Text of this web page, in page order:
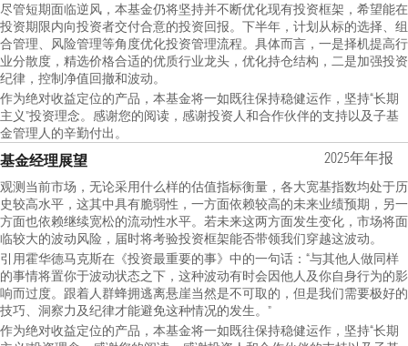
尽管短期面临逆风，本基金仍将坚持并不断优化现有投资框架，希望能在
投资期限内向投资者交付合意的投资回报。下半年，计划从标的选择、组
合管理、风险管理等角度优化投资管理流程。具体而言，一是择机提高行
业分散度，精选价格合适的优质行业龙头，优化持仓结构，二是加强投资
纪律，控制净值回撤和波动。
作为绝对收益定位的产品，本基金将一如既往保持稳健运作，坚持“长期
主义”投资理念。感谢您的阅读，感谢投资人和合作伙伴的支持以及子基
金管理人的辛勤付出。
基金经理展望 2025年年报
观测当前市场，无论采用什么样的估值指标衡量，各大宽基指数均处于历
史较高水平，这其中具有脆弱性，一方面依赖较高的未来业绩预期，另一
方面也依赖继续宽松的流动性水平。若未来这两方面发生变化，市场将面
临较大的波动风险，届时将考验投资框架能否带领我们穿越这波动。
引用霍华德马克斯在《投资最重要的事》中的一句话：“与其他人做同样
的事情将置你于波动状态之下，这种波动有时会因他人及你自身行为的影
响而过度。跟着人群蜂拥逃离悬崖当然是不可取的，但是我们需要极好的
技巧、洞察力及纪律才能避免这种情况的发生。”
作为绝对收益定位的产品，本基金将一如既往保持稳健运作，坚持“长期